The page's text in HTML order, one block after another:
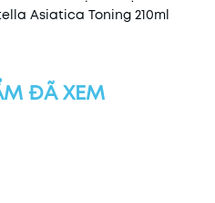
Asiatica Toning 210ml
ĐÃ XEM